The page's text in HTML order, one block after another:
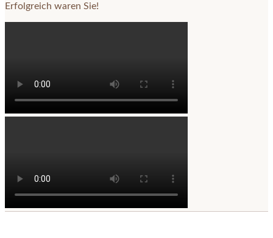
Erfolgreich waren Sie!